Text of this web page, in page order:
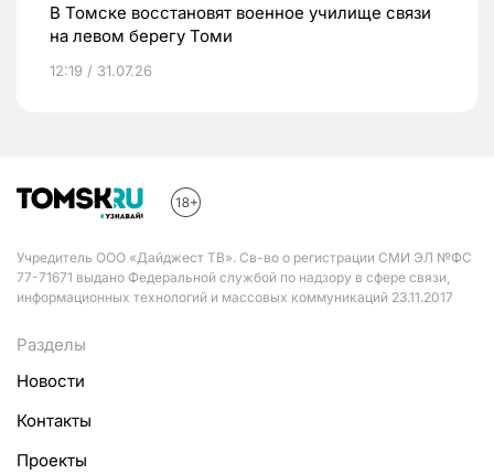
В Томске восстановят военное училище связи
на левом берегу Томи
12:19 / 31.07.26
Учредитель ООО «Дайджест ТВ». Св-во о регистрации СМИ ЭЛ №ФС
77-71671 выдано Федеральной службой по надзору в сфере связи,
информационных технологий и массовых коммуникаций 23.11.2017
Разделы
Новости
Контакты
Проекты